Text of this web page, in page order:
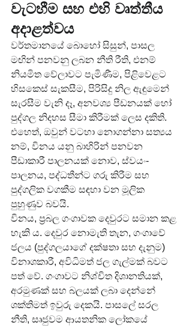
වැටහීම සහ එහි වෘත්තීය
අදාළත්වය
වර්තමානයේ බොහෝ සිසුන්, පාසල
මඟින් පනවනු ලබන නීති රීති, එනම්
නියමිත වේලාවට පැමිණීම, පිළිවෙළට
හිසකෙස් සැකසීම, පිරිසිදු නිල ඇඳුමෙන්
සැරසීම වැනි දෑ, අනවශ්‍ය පීඩනයක් හෝ
පුද්ගල නිදහස සීමා කිරීමක් ලෙස දකිති.
එහෙත්, ඔවුන් වටහා නොගන්නා සත්‍යය
නම්, විනය යනු බාහිරින් පනවන
පීඩාකාරී පාලනයක් නොව, ස්වයං-
පාලනය, පද්ධතීන්ට ගරු කිරීම සහ
පුද්ගලික වගකීම සඳහා වන මූලික
පුහුණුව බවයි.
විනය, ප්‍රබල ගංගාවක දෙවුරට සමාන කළ
හැකි ය. දෙවුර නොමැති තැන, ගංගාවේ
ජලය (පුද්ගලයාගේ දක්ෂතා සහ දැනුම)
විනාශකාරී, අවිධිමත් ජල ගැල්මක් බවට
පත් වේ. ගංගාවට නිශ්චිත දිශානතියක්,
අරමුණක් සහ බලයක් ලබා දෙන්නේ
ශක්තිමත් ඉවුරු දෙකයි. පාසලේ සරල
නීති, සෘජුවම ආයතනික ලෝකයේ